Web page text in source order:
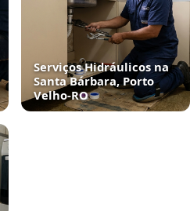
Serviços Hidráulicos na
Santa Bárbara, Porto
Velho‑RO